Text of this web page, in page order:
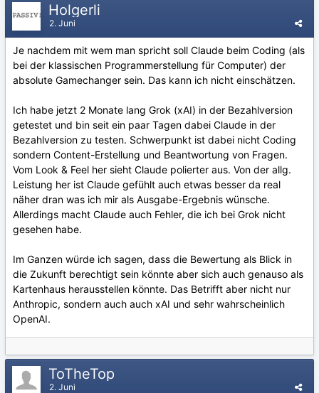
Holgerli
2. Juni
Je nachdem mit wem man spricht soll Claude beim Coding (als
bei der klassischen Programmerstellung für Computer) der
absolute Gamechanger sein. Das kann ich nicht einschätzen.
Ich habe jetzt 2 Monate lang Grok (xAI) in der Bezahlversion
getestet und bin seit ein paar Tagen dabei Claude in der
Bezahlversion zu testen. Schwerpunkt ist dabei nicht Coding
sondern Content-Erstellung und Beantwortung von Fragen.
Vom Look & Feel her sieht Claude polierter aus. Von der allg.
Leistung her ist Claude gefühlt auch etwas besser da real
näher dran was ich mir als Ausgabe-Ergebnis wünsche.
Allerdings macht Claude auch Fehler, die ich bei Grok nicht
gesehen habe.
Im Ganzen würde ich sagen, dass die Bewertung als Blick in
die Zukunft berechtigt sein könnte aber sich auch genauso als
Kartenhaus herausstellen könnte. Das Betrifft aber nicht nur
Anthropic, sondern auch auch xAI und sehr wahrscheinlich
OpenAI.
ToTheTop
2. Juni